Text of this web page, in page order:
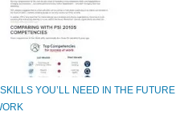
YOU’LL NEED IN THE FUTURE